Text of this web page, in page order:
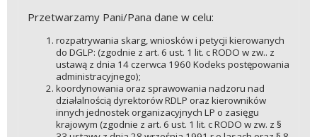
Przetwarzamy Pani/Pana dane w celu:
rozpatrywania skarg, wniosków i petycji kierowanych
do DGLP: (zgodnie z art. 6 ust. 1 lit. c RODO w zw.. z
ustawą z dnia 14 czerwca 1960 Kodeks postępowania
administracyjnego);
koordynowania oraz sprawowania nadzoru nad
działalnością dyrektorów RDLP oraz kierowników
innych jednostek organizacyjnych LP o zasięgu
krajowym (zgodnie z art. 6 ust. 1 lit. c RODO w zw. z §